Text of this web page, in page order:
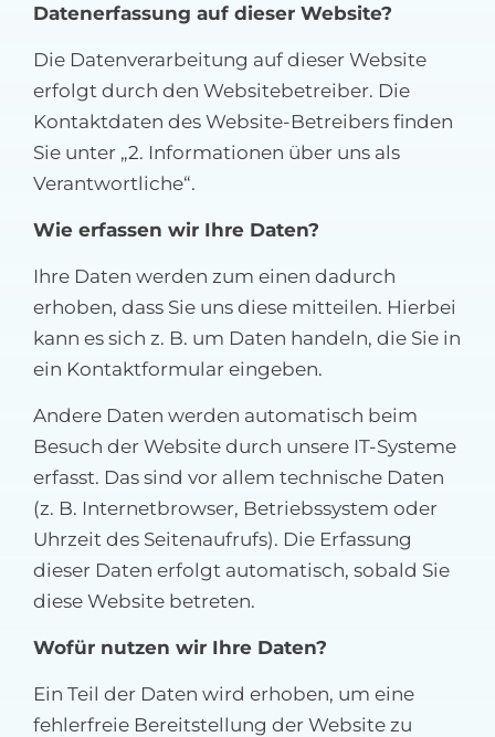
Datenerfassung auf dieser Website?
Die Datenverarbeitung auf dieser Website
erfolgt durch den Websitebetreiber. Die
Kontaktdaten des Website-Betreibers finden
Sie unter „2. Informationen über uns als
Verantwortliche“.
Wie erfassen wir Ihre Daten?
Ihre Daten werden zum einen dadurch
erhoben, dass Sie uns diese mitteilen. Hierbei
kann es sich z. B. um Daten handeln, die Sie in
ein Kontaktformular eingeben.
Andere Daten werden automatisch beim
Besuch der Website durch unsere IT-Systeme
erfasst. Das sind vor allem technische Daten
(z. B. Internetbrowser, Betriebssystem oder
Uhrzeit des Seitenaufrufs). Die Erfassung
dieser Daten erfolgt automatisch, sobald Sie
diese Website betreten.
Wofür nutzen wir Ihre Daten?
Ein Teil der Daten wird erhoben, um eine
fehlerfreie Bereitstellung der Website zu